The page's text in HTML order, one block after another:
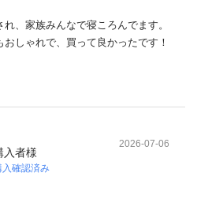
、家族みんなで寝ころんでます。
しゃれで、買って良かったです！
入者様
入確認済み
2026-07-06